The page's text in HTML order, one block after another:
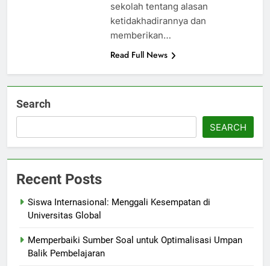
sekolah tentang alasan
ketidakhadirannya dan
memberikan…
Read Full News
Search
SEARCH
Recent Posts
Siswa Internasional: Menggali Kesempatan di
Universitas Global
Memperbaiki Sumber Soal untuk Optimalisasi Umpan
Balik Pembelajaran